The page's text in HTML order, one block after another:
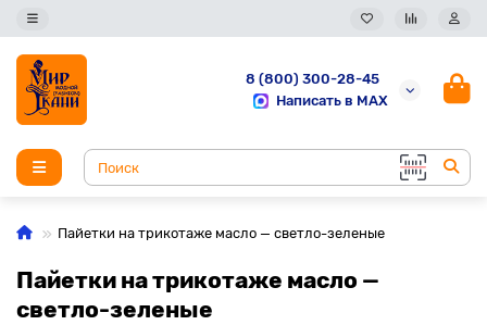
8 (800) 300-28-45
Написать в MAX
Пайетки на трикотаже масло — светло-зеленые
Пайетки на трикотаже масло —
светло-зеленые